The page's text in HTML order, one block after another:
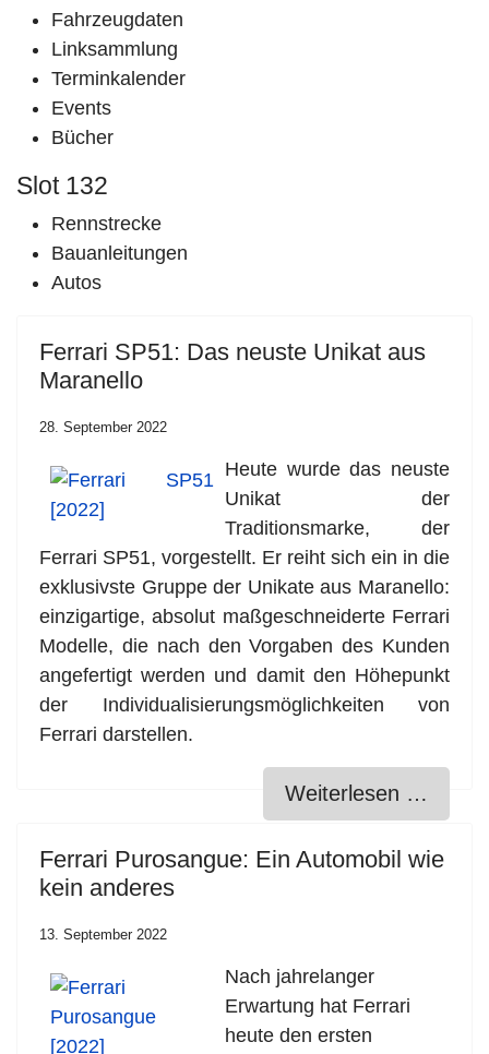
Fahrzeugdaten
Linksammlung
Terminkalender
Events
Bücher
Slot 132
Rennstrecke
Bauanleitungen
Autos
Ferrari SP51: Das neuste Unikat aus
Maranello
28. September 2022
Heute wurde das neuste
Unikat der
Traditionsmarke, der
Ferrari SP51, vorgestellt. Er reiht sich ein in die
exklusivste Gruppe der Unikate aus Maranello:
einzigartige, absolut maßgeschneiderte Ferrari
Modelle, die nach den Vorgaben des Kunden
angefertigt werden und damit den Höhepunkt
der Individualisierungsmöglichkeiten von
Ferrari darstellen.
Weiterlesen …
Ferrari Purosangue: Ein Automobil wie
kein anderes
13. September 2022
Nach jahrelanger
Erwartung hat Ferrari
heute den ersten